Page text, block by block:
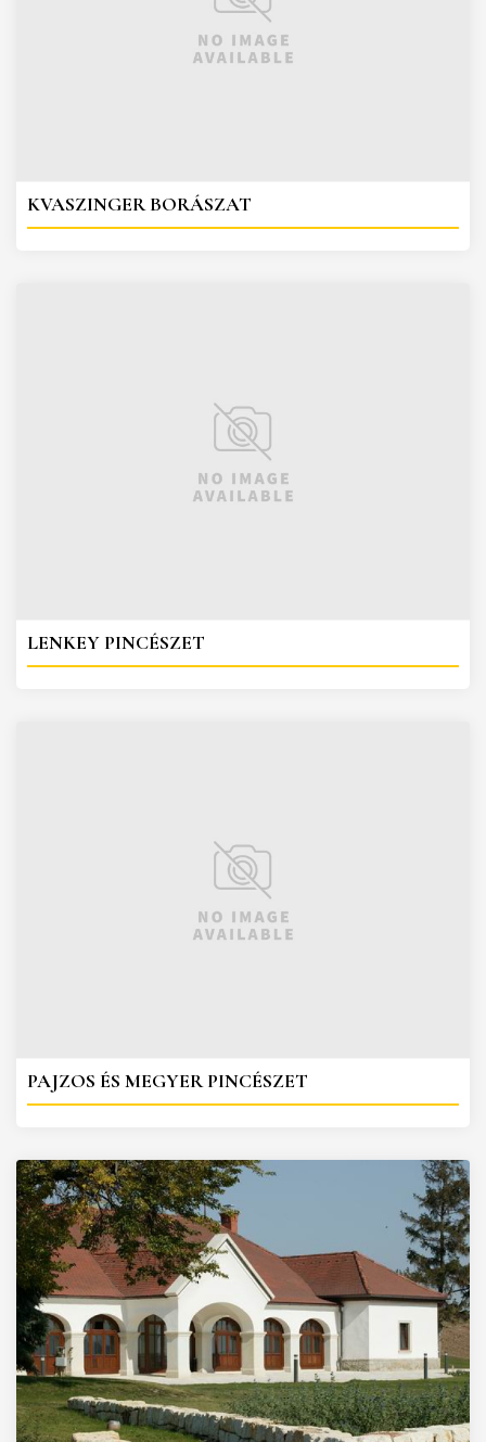
KVASZINGER BORÁSZAT
LENKEY PINCÉSZET
PAJZOS ÉS MEGYER PINCÉSZET